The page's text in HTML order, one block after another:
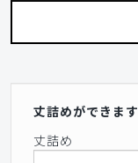
丈詰めができます
丈詰め